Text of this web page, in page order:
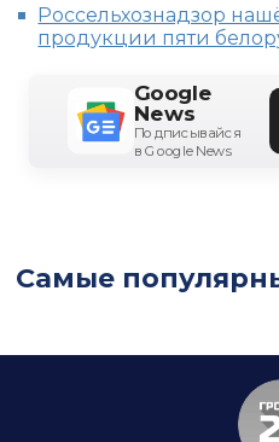
Россельхознадзор
продукции пяти
Google
News
Подписывайся
в Google News
Самые